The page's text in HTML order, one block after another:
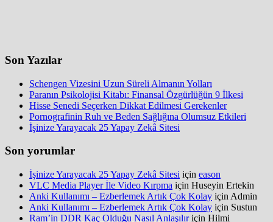
Son Yazılar
Schengen Vizesini Uzun Süreli Almanın Yolları
Paranın Psikolojisi Kitabı: Finansal Özgürlüğün 9 İlkesi
Hisse Senedi Seçerken Dikkat Edilmesi Gerekenler
Pornografinin Ruh ve Beden Sağlığına Olumsuz Etkileri
İşinize Yarayacak 25 Yapay Zekâ Sitesi
Son yorumlar
İşinize Yarayacak 25 Yapay Zekâ Sitesi için eason
VLC Media Player İle Video Kırpma için Huseyin Ertekin
Anki Kullanımı – Ezberlemek Artık Çok Kolay için Admin
Anki Kullanımı – Ezberlemek Artık Çok Kolay için Sustun
Ram’in DDR Kaç Olduğu Nasıl Anlaşılıriçin Hilmi